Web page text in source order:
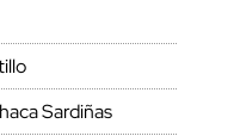
Sardiñas